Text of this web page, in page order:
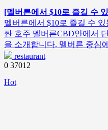
[멜버른에서 $10로 즐길 수
멜버른에서 $10로 즐길 수 있
싼 호주 멜버른CBD안에서
을 소개합니다. 멜버른 중심
restaurant
0 37012
Hot